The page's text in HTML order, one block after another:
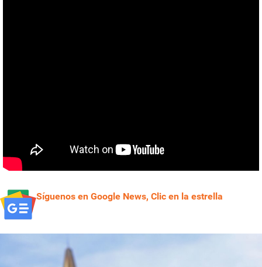
Síguenos en Google News, Clic en la estrella